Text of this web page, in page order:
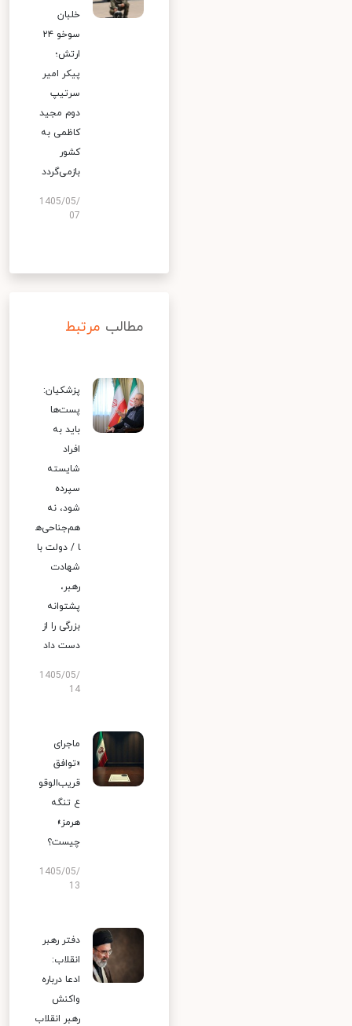
خلبان
سوخو ۲۴
ارتش؛
پیکر امیر
سرتیپ
دوم مجید
کاظمی به
کشور
بازمی‌گردد
1405/05/
07
مطالب مرتبط
پزشکیان:
پست‌ها
باید به
افراد
شایسته
سپرده
شود، نه
هم‌جناحی‌ه
ا / دولت با
شهادت
رهبر،
پشتوانه
بزرگی را از
دست داد
1405/05/
14
ماجرای
«توافق
قریب‌الوقو
ع تنگه
هرمز»
چیست؟
1405/05/
13
دفتر رهبر
انقلاب:
ادعا درباره
واکنش
رهبر انقلاب